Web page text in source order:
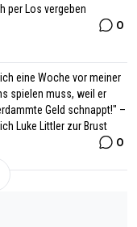
per Los vergeben
0
eine Woche vor meiner
spielen muss, weil er
Geld schnappt!" –
Luke Littler zur Brust
0